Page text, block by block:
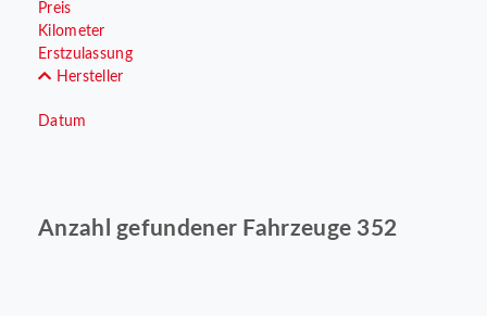
Preis
Kilometer
Erstzulassung
Hersteller
Datum
Anzahl gefundener Fahrzeuge 352